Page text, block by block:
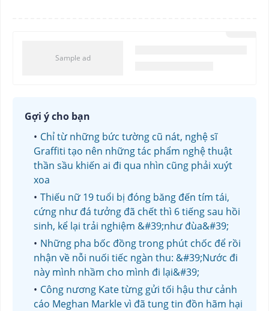
Gợi ý cho bạn
Chỉ từ những bức tường cũ nát, nghệ sĩ
Graffiti tạo nên những tác phẩm nghệ thuật
thần sầu khiến ai đi qua nhìn cũng phải xuýt
xoa
Thiếu nữ 19 tuổi bị đóng băng đến tím tái,
cứng như đá tưởng đã chết thì 6 tiếng sau hồi
sinh, kể lại trải nghiệm &#39;như đùa&#39;
Những pha bốc đồng trong phút chốc để rồi
nhận về nỗi nuối tiếc ngàn thu: &#39;Nước đi
này mình nhầm cho mình đi lại&#39;
Công nương Kate từng gửi tối hậu thư cảnh
cáo Meghan Markle vì đã tung tin đồn hãm hại